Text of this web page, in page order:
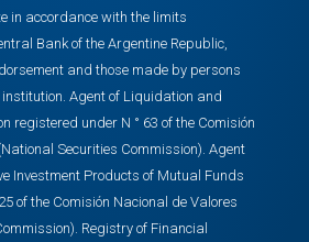
in accordance with the limits
Bank of the Argentine Republic,
and those made by persons
Agent of Liquidation and
registered under N ° 63 of the Comisión
Securities Commission). Agent
Investment Products of Mutual Funds
of the Comisión Nacional de Valores
Registry of Financial